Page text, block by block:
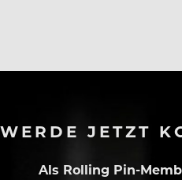
der Corona-Krise die
WERDE JETZT
Als Rolling Pin-